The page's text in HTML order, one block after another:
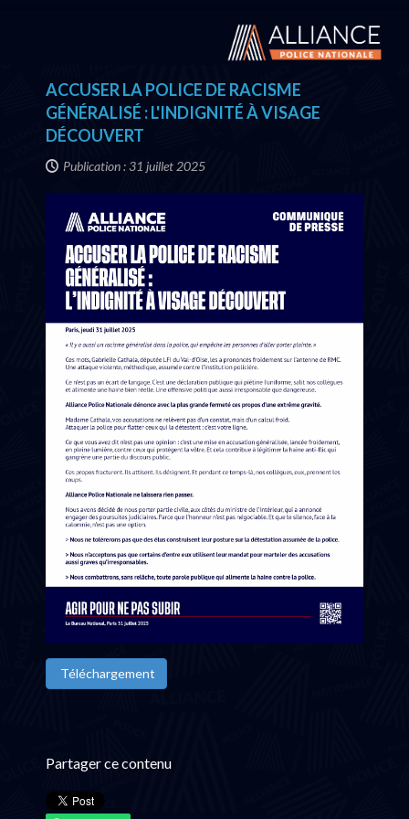
ACCUSER LA POLICE DE RACISME
GÉNÉRALISÉ : L'INDIGNITÉ À VISAGE
DÉCOUVERT
Publication : 31 juillet 2025
Téléchargement
Partager ce contenu